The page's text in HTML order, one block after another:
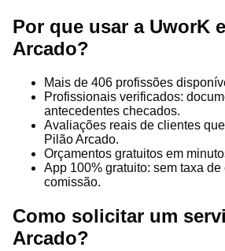
Por que usar a UworK
Arcado?
Mais de 406 profissões
Profissionais verificados:
antecedentes checados.
Avaliações reais de clientes
Pilão Arcado.
Orçamentos gratuitos em
App 100% gratuito: sem taxa de
comissão.
Como solicitar um
Arcado?